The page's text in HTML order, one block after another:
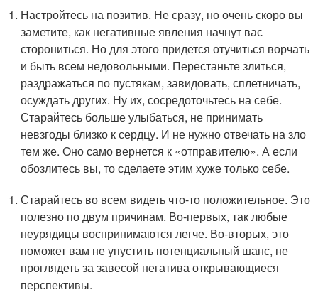
Настройтесь на позитив. Не сразу, но очень скоро вы
заметите, как негативные явления начнут вас
сторониться. Но для этого придется отучиться ворчать
и быть всем недовольными. Перестаньте злиться,
раздражаться по пустякам, завидовать, сплетничать,
осуждать других. Ну их, сосредоточьтесь на себе.
Старайтесь больше улыбаться, не принимать
невзгоды близко к сердцу. И не нужно отвечать на зло
тем же. Оно само вернется к «отправителю». А если
обозлитесь вы, то сделаете этим хуже только себе.
Старайтесь во всем видеть что-то положительное. Это
полезно по двум причинам. Во-первых, так любые
неурядицы воспринимаются легче. Во-вторых, это
поможет вам не упустить потенциальный шанс, не
проглядеть за завесой негатива открывающиеся
перспективы.